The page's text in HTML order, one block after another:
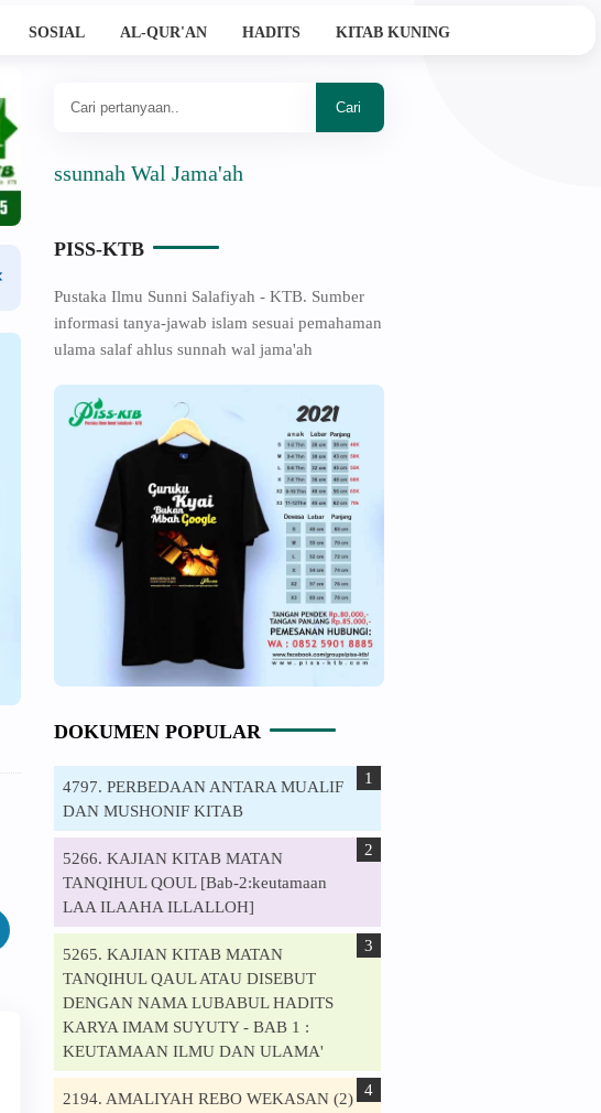
SOSIAL AL-QUR'AN HADITS KITAB KUNING
Wal Jama'ah
PISS-KTB
Pustaka Ilmu Sunni Salafiyah - KTB. Sumber
informasi tanya-jawab islam sesuai pemahaman
ulama salaf ahlus sunnah wal jama'ah
DOKUMEN POPULAR
4797. PERBEDAAN ANTARA MUALIF
DAN MUSHONIF KITAB
5266. KAJIAN KITAB MATAN
TANQIHUL QOUL [Bab-2:keutamaan
LAA ILAAHA ILLALLOH]
5265. KAJIAN KITAB MATAN
TANQIHUL QAUL ATAU DISEBUT
DENGAN NAMA LUBABUL HADITS
KARYA IMAM SUYUTY - BAB 1 :
KEUTAMAAN ILMU DAN ULAMA'
2194. AMALIYAH REBO WEKASAN (2)